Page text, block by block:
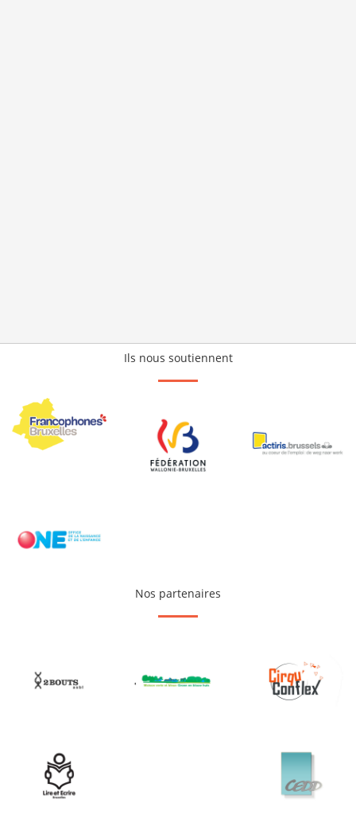
Ils nous soutiennent
Nos partenaires